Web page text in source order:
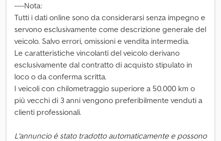
----Nota:
Tutti i dati online sono da considerarsi senza impegno e
servono esclusivamente come descrizione generale del
veicolo. Salvo errori, omissioni e vendita intermedia.
Le caratteristiche vincolanti del veicolo derivano
esclusivamente dal contratto di acquisto stipulato in
loco o da conferma scritta.
I veicoli con chilometraggio superiore a 50.000 km o
più vecchi di 3 anni vengono preferibilmente venduti a
clienti professionali.
L'annuncio è stato tradotto automaticamente e possono